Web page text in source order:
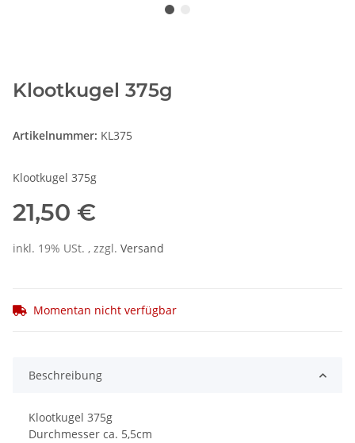
Klootkugel 375g
Artikelnummer: KL375
Klootkugel 375g
21,50 €
inkl. 19% USt. , zzgl. Versand
Momentan nicht verfügbar
Beschreibung
Klootkugel 375g
Durchmesser ca. 5,5cm